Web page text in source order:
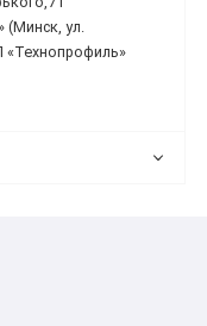
(Минск, ул.
«Технопрофиль»